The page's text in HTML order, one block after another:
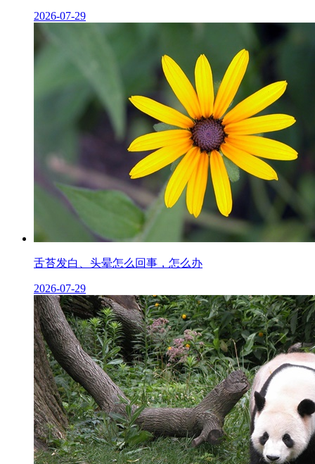
2026-07-29
舌苔发白、头晕怎么回事，怎么办
2026-07-29